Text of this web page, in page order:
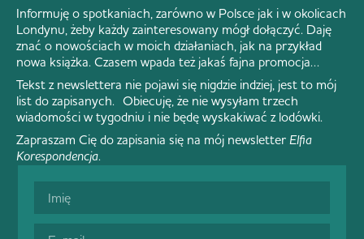
Informuję o spotkaniach, zarówno w Polsce jak i w okolicach
Londynu, żeby każdy zainteresowany mógł dołączyć. Daję
znać o nowościach w moich działaniach, jak na przykład
nowa książka. Czasem wpada też jakaś fajna promocja…
Tekst z newslettera nie pojawi się nigdzie indziej, jest to mój
list do zapisanych. Obiecuję, że nie wysyłam trzech
wiadomości w tygodniu i nie będę wyskakiwać z lodówki.
Zapraszam Cię do zapisania się na mój newsletter Elfia
Korespondencja.